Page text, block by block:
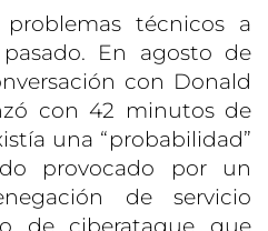
técnicos a
En agosto de
con Donald
con 42 minutos de
una “probabilidad”
provocado por un
de servicio